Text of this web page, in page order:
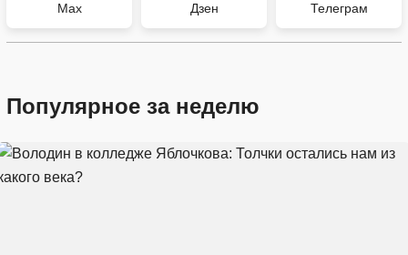
Max Дзен Телеграм
Популярное за неделю